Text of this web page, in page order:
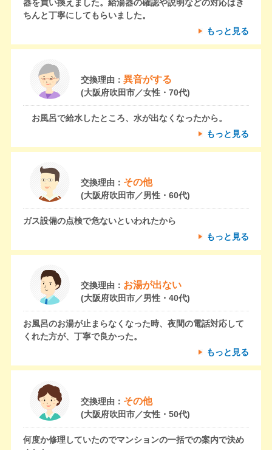
器を買い換えました。給湯器の確認や説明などの対応はき
ちんと丁寧にしてもらいました。
もっと見る
交換理由： 異音がする
(大阪府吹田市／女性・70代)
お風呂で給水したところ、水が出なくなったから。
もっと見る
交換理由： その他
(大阪府吹田市／男性・60代)
ガス設備の点検で危ないといわれたから
もっと見る
交換理由： お湯が出ない
(大阪府吹田市／男性・40代)
お風呂のお湯が止まらなくなった時、夜間の電話対応して
くれた方が、丁寧で良かった。
もっと見る
交換理由： その他
(大阪府吹田市／女性・50代)
何度か修理していたのでマンションの一括での案内で決め